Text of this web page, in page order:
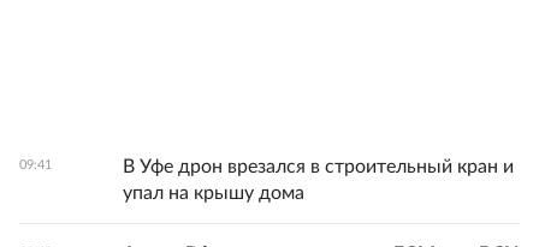
09:41
В Уфе дрон врезался в строительный кран и
упал на крышу дома